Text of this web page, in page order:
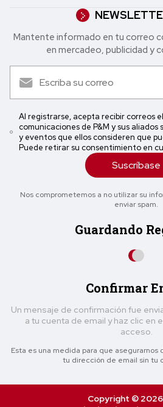
Mantente informado en tu correo
en mercadeo, publicidad y
Al registrarse, acepta recibir correos
comunicaciones de P&M y sus aliados
y eventos que ellos consideren que
Puede retirar su consentimiento en
Suscríbase
Nos comprometemos a no utilizar su
enviar spam.
Guardando
Confirmar
Un mensaje de confirmación fue
a tu cuenta de email y haz clic en
acceso.
Esta es una medida para que
tu dirección de email sin tu
Copyright © 2026